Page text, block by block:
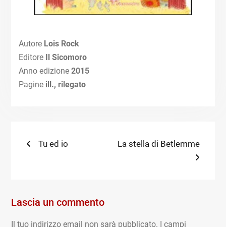
Autore Lois Rock
Editore
Il Sicomoro
Anno edizione 2015
Pagineill., rilegato
Navigazione
Previous
Tu ed io
Next
La stella di Betlemme
Lascia un commento
Il tuo indirizzo email non sarà pubblicato.
I campi